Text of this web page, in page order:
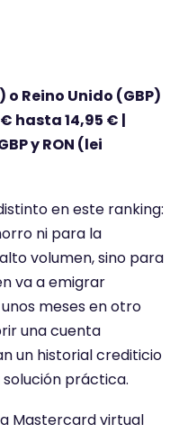
o Reino Unido (GBP)
hasta 14,95 € |
y RON (lei
en este ranking:
ni para la
volumen, sino para
va a emigrar
meses en otro
una cuenta
un historial crediticio
práctica.
Mastercard virtual